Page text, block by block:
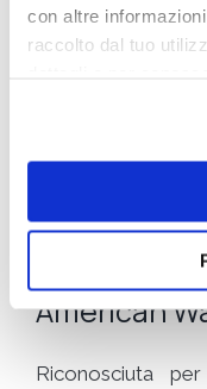
con altre
raccolto dal tuo
l’azienda con
di obiettivi
visualizzare
American
Riconosciuta